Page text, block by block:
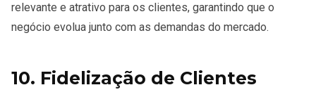
relevante e atrativo para os clientes, garantindo que o
negócio evolua junto com as demandas do mercado.
10. Fidelização de Clientes